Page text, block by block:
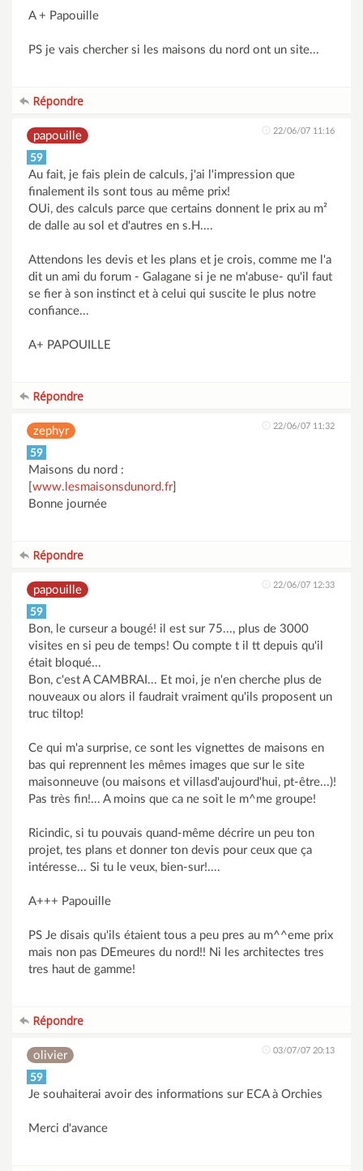
A + Papouille
PS je vais chercher si les maisons du nord ont un site...
Répondre
papouille 22/06/07 11:16
59
Au fait, je fais plein de calculs, j'ai l'impression que
finalement ils sont tous au même prix!
OUi, des calculs parce que certains donnent le prix au m²
de dalle au sol et d'autres en s.H....
Attendons les devis et les plans et je crois, comme me l'a
dit un ami du forum - Galagane si je ne m'abuse- qu'il faut
se fier à son instinct et à celui qui suscite le plus notre
confiance...
A+ PAPOUILLE
Répondre
zephyr 22/06/07 11:32
59
Maisons du nord :
www.lesmaisonsdunord.fr]
Bonne journée
Répondre
papouille 22/06/07 12:33
59
Bon, le curseur a bougé! il est sur 75..., plus de 3000
visites en si peu de temps! Ou compte t il tt depuis qu'il
était bloqué...
Bon, c'est A CAMBRAI... Et moi, je n'en cherche plus de
nouveaux ou alors il faudrait vraiment qu'ils proposent un
truc tiltop!
Ce qui m'a surprise, ce sont les vignettes de maisons en
bas qui reprennent les mêmes images que sur le site
maisonneuve (ou maisons et villasd'aujourd'hui, pt-être...)!
Pas très fin!... A moins que ca ne soit le m^me groupe!
Ricindic, si tu pouvais quand-même décrire un peu ton
projet, tes plans et donner ton devis pour ceux que ça
intéresse... Si tu le veux, bien-sur!....
A+++ Papouille
PS Je disais qu'ils étaient tous a peu pres au m^^eme prix
mais non pas DEmeures du nord!! Ni les architectes tres
tres haut de gamme!
Répondre
olivier 03/07/07 20:13
59
Je souhaiterai avoir des informations sur ECA à Orchies
Merci d'avance